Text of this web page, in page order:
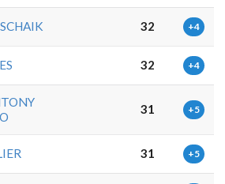
32 +4
32 +4
31 +5
31 +5